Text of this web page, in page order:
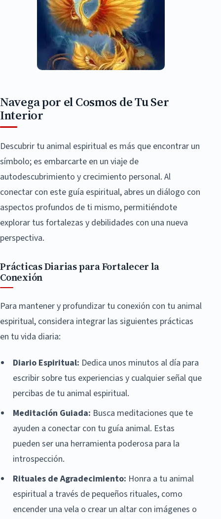
Navega por el Cosmos de Tu Ser
Interior
Descubrir tu animal espiritual es más que encontrar un
símbolo; es embarcarte en un viaje de
autodescubrimiento y crecimiento personal. Al
conectar con este guía espiritual, abres un diálogo con
aspectos profundos de ti mismo, permitiéndote
explorar tus fortalezas y debilidades con una nueva
perspectiva.
Prácticas Diarias para Fortalecer la
Conexión
Para mantener y profundizar tu conexión con tu animal
espiritual, considera integrar las siguientes prácticas
en tu vida diaria:
Diario Espiritual: Dedica unos minutos al día para
escribir sobre tus experiencias y cualquier señal que
percibas de tu animal espiritual.
Meditación Guiada: Busca meditaciones que te
ayuden a conectar con tu guía animal. Estas
pueden ser una herramienta poderosa para la
introspección.
Rituales de Agradecimiento: Honra a tu animal
espiritual a través de pequeños rituales, como
encender una vela o crear un altar con imágenes o